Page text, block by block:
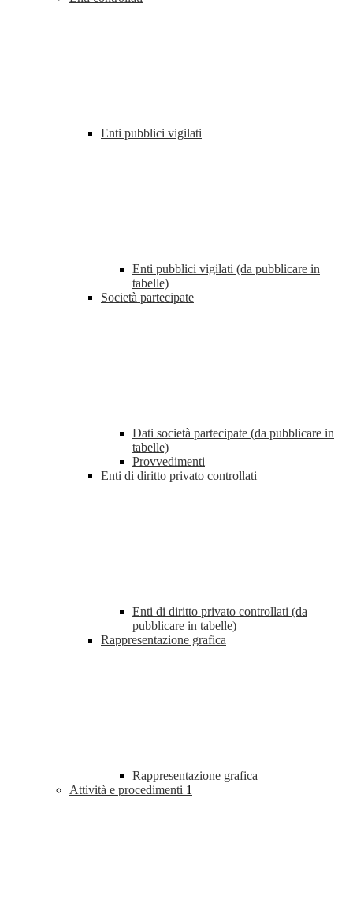
Enti pubblici vigilati
Enti pubblici vigilati (da pubblicare in
tabelle)
Società partecipate
Dati società partecipate (da pubblicare in
tabelle)
Provvedimenti
Enti di diritto privato controllati
Enti di diritto privato controllati (da
pubblicare in tabelle)
Rappresentazione grafica
Rappresentazione grafica
Attività e procedimenti 1